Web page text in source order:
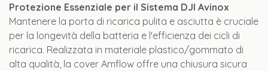
Protezione Essenziale per il Sistema DJI Avinox
Mantenere la porta di ricarica pulita e asciutta è cruciale
per la longevità della batteria e l'efficienza dei cicli di
ricarica. Realizzata in materiale plastico/gommato di
alta qualità, la cover Amflow offre una chiusura sicura